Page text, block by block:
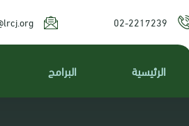
02-2217239
الرئيسية البرامج